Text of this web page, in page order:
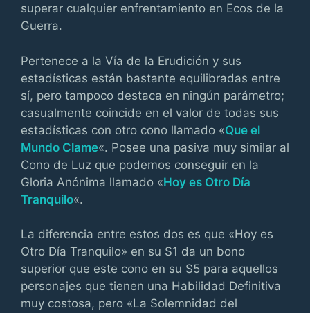
superar cualquier enfrentamiento en Ecos de la
Guerra.
Pertenece a la Vía de la Erudición y sus
estadísticas están bastante equilibradas entre
sí, pero tampoco destaca en ningún parámetro;
casualmente coincide en el valor de todas sus
estadísticas con otro cono llamado «Que el
Mundo Clame«. Posee una pasiva muy similar al
Cono de Luz que podemos conseguir en la
Gloria Anónima llamado «Hoy es Otro Día
Tranquilo«.
La diferencia entre estos dos es que «Hoy es
Otro Día Tranquilo» en su S1 da un bono
superior que este cono en su S5 para aquellos
personajes que tienen una Habilidad Definitiva
muy costosa, pero «La Solemnidad del